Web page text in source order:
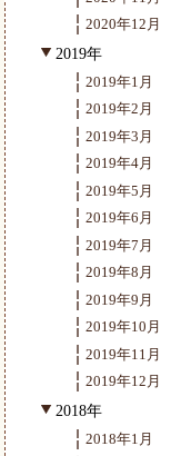
2020年12月
2019年
2019年1月
2019年2月
2019年3月
2019年4月
2019年5月
2019年6月
2019年7月
2019年8月
2019年9月
2019年10月
2019年11月
2019年12月
2018年
2018年1月